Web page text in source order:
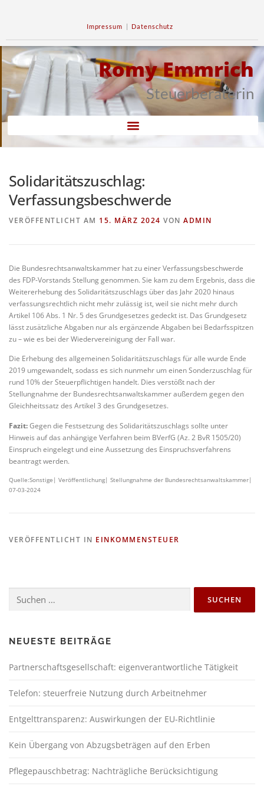
Impressum | Datenschutz
Romy Emmrich
Steuerberaterin
Solidaritätszuschlag:
Verfassungsbeschwerde
VERÖFFENTLICHT AM 15. MÄRZ 2024 VON ADMIN
Die Bundesrechtsanwaltskammer hat zu einer Verfassungsbeschwerde
des FDP-Vorstands Stellung genommen. Sie kam zu dem Ergebnis, dass die
Weitererhebung des Solidaritätszuschlags über das Jahr 2020 hinaus
verfassungsrechtlich nicht mehr zulässig ist, weil sie nicht mehr durch
Artikel 106 Abs. 1 Nr. 5 des Grundgesetzes gedeckt ist. Das Grundgesetz
lässt zusätzliche Abgaben nur als ergänzende Abgaben bei Bedarfsspitzen
zu – wie es bei der Wiedervereinigung der Fall war.
Die Erhebung des allgemeinen Solidaritätszuschlags für alle wurde Ende
2019 umgewandelt, sodass es sich nunmehr um einen Sonderzuschlag für
rund 10% der Steuerpflichtigen handelt. Dies verstößt nach der
Stellungnahme der Bundesrechtsanwaltskammer außerdem gegen den
Gleichheitssatz des Artikel 3 des Grundgesetzes.
Fazit:Gegen die Festsetzung des Solidaritätszuschlags sollte unter
Hinweis auf das anhängige Verfahren beim BVerfG (Az. 2 BvR 1505/20)
Einspruch eingelegt und eine Aussetzung des Einspruchsverfahrens
beantragt werden.
Quelle:Sonstige| Veröffentlichung| Stellungnahme der Bundesrechtsanwaltskammer|
07-03-2024
VERÖFFENTLICHT IN EINKOMMENSTEUER
NEUESTE BEITRÄGE
Partnerschaftsgesellschaft: eigenverantwortliche Tätigkeit
Telefon: steuerfreie Nutzung durch Arbeitnehmer
Entgelttransparenz: Auswirkungen der EU-Richtlinie
Kein Übergang von Abzugsbeträgen auf den Erben
Pflegepauschbetrag: Nachträgliche Berücksichtigung